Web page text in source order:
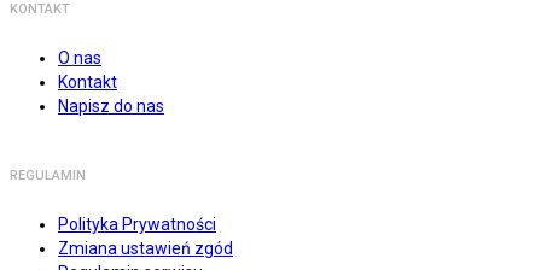
KONTAKT
O nas
Kontakt
Napisz do nas
REGULAMIN
Polityka Prywatności
Zmiana ustawień zgód